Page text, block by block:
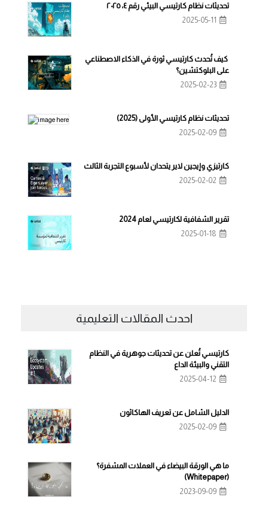
تحديثات نظام كارتيسي البيئي رقم ٤، ٢٠٢٥
2025-05-11
كيف تُحدث كارتيسي ثورة في الذكاء الاصطناعي
على البلوكتشين؟
2025-02-23
تحديثات نظام كارتيسي الأولى (2025)
2025-02-09
كارتيزي وإيجين لاير يتحدان لأسبوع التجربة الثالث
2025-02-02
تقرير الشفافية لكارتيسي لعام 2024
2025-01-18
احدث المقالات التعليمية
كارتيسي تُعلن عن تحديثات جوهرية في النظام
التقني والبيئة الداع
2025-04-12
الدليل الشامل عن تعريف الهاكاثون
2025-02-09
ما هي الورقة البيضاء في العملات المشفرة؟
(Whitepaper)
2023-09-09